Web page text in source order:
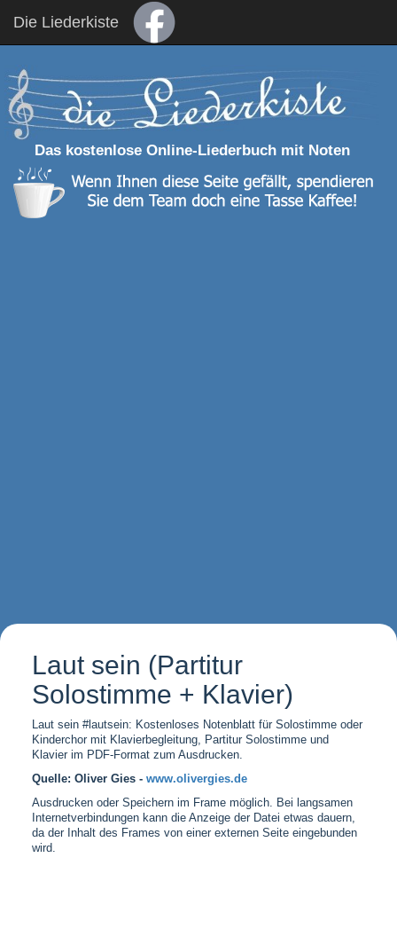
Die Liederkiste
Das kostenlose Online-Liederbuch mit Noten
Laut sein (Partitur
Solostimme + Klavier)
Laut sein #lautsein: Kostenloses Notenblatt für Solostimme oder
Kinderchor mit Klavierbegleitung, Partitur Solostimme und
Klavier im PDF-Format zum Ausdrucken.
Quelle: Oliver Gies - www.olivergies.de
Ausdrucken oder Speichern im Frame möglich. Bei langsamen
Internetverbindungen kann die Anzeige der Datei etwas dauern,
da der Inhalt des Frames von einer externen Seite eingebunden
wird.